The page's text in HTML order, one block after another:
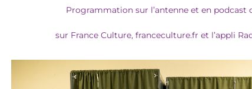
Programmation sur l’antenne et en podcast
sur France Culture, franceculture.fr et l’appli